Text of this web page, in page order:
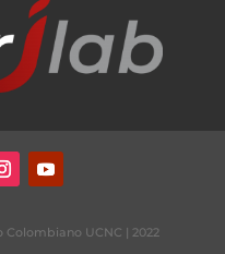
UCNC | 2022